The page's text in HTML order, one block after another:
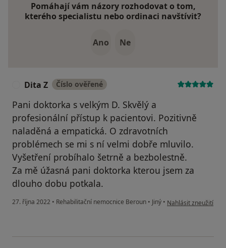
Pomáhají vám názory rozhodovat o tom,
kterého specialistu nebo ordinaci navštívit?
Ano Ne
Dita Z Číslo ověřené
Pani doktorka s velkým D. Skvělý a
profesionální přístup k pacientovi. Pozitivně
naladěná a empatická. O zdravotních
problémech se mi s ní velmi dobře mluvilo.
Vyšetření probíhalo šetrně a bezbolestně.
Za mě úžasná pani doktorka kterou jsem za
dlouho dobu potkala.
27. října 2022 • Rehabilitační nemocnice Beroun • Jiný • podle názoru
Nahlásit zneužití